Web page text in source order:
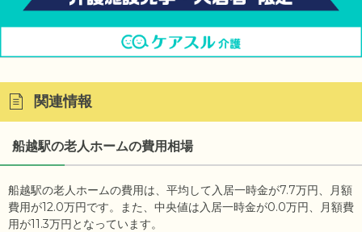
関連情報
船越駅の老人ホームの費用相場
船越駅の老人ホームの費用は、平均して入居一時金が7.7万円、月額
費用が12.0万円です。また、中央値は入居一時金が0.0万円、月額費
用が11.3万円となっています。